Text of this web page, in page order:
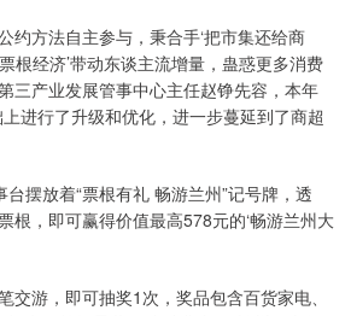
约方法自主参与，秉合手‘把市集还给商
根经济’带动东谈主流增量，蛊惑更多消费
三产业发展管事中心主任赵铮先容，本年
进行了升级和优化，进一步蔓延到了商超
摆放着“票根有礼 畅游兰州”记号牌，透
根，即可赢得价值最高578元的‘畅游兰州大
交游，即可抽奖1次，奖品包含百货家电、